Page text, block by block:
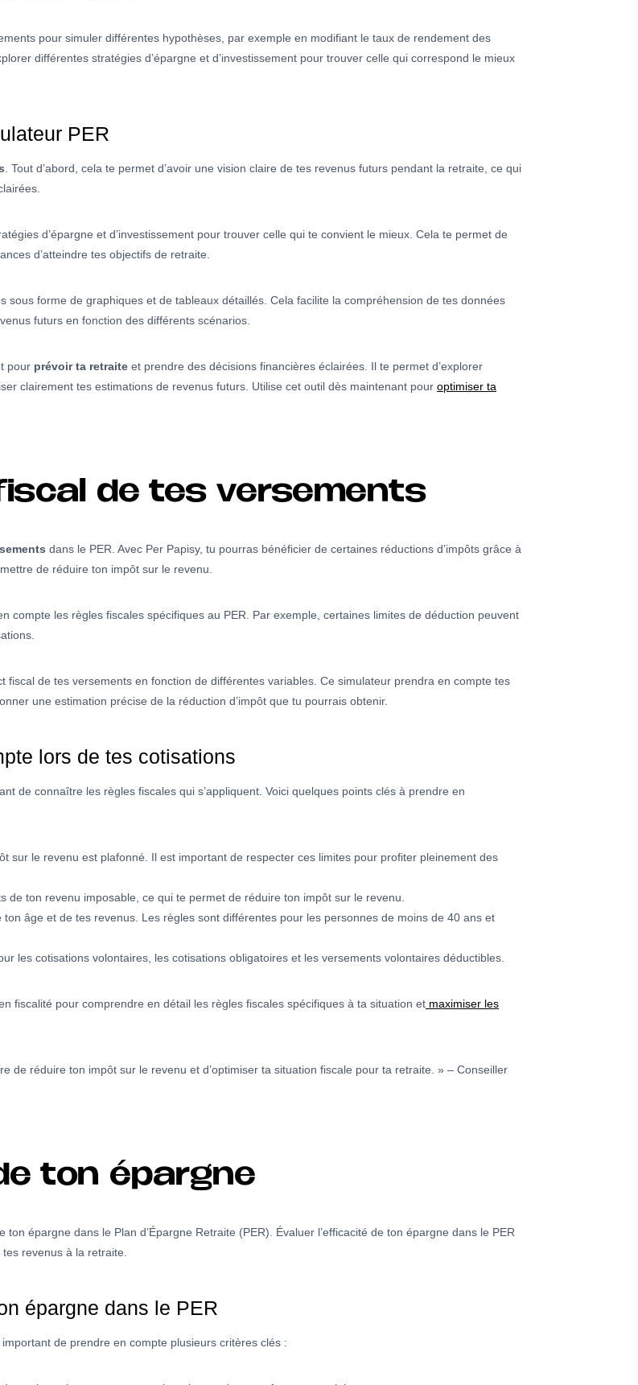
pour simuler différentes hypothèses, par exemple en modifiant le taux de rendement des
différentes stratégies d’épargne et d’investissement pour trouver celle qui correspond le mieux
PER
. Tout d’abord, cela te permet d’avoir une vision claire de tes revenus futurs pendant la retraite, ce qui
d’épargne et d’investissement pour trouver celle qui te convient le mieux. Cela te permet de
d’atteindre tes objectifs de retraite.
sous forme de graphiques et de tableaux détaillés. Cela facilite la compréhension de tes données
futurs en fonction des différents scénarios.
pour prévoir ta retraite et prendre des décisions financières éclairées. Il te permet d’explorer
clairement tes estimations de revenus futurs. Utilise cet outil dès maintenant pour optimiser ta
de tes versements
dans le PER. Avec Per Papisy, tu pourras bénéficier de certaines réductions d’impôts grâce à
de réduire ton impôt sur le revenu.
compte les règles fiscales spécifiques au PER. Par exemple, certaines limites de déduction peuvent
fiscal de tes versements en fonction de différentes variables. Ce simulateur prendra en compte tes
une estimation précise de la réduction d’impôt que tu pourrais obtenir.
lors de tes cotisations
de connaître les règles fiscales qui s’appliquent. Voici quelques points clés à prendre en
sur le revenu est plafonné. Il est important de respecter ces limites pour profiter pleinement des
ton revenu imposable, ce qui te permet de réduire ton impôt sur le revenu.
âge et de tes revenus. Les règles sont différentes pour les personnes de moins de 40 ans et
les cotisations volontaires, les cotisations obligatoires et les versements volontaires déductibles.
fiscalité pour comprendre en détail les règles fiscales spécifiques à ta situation et maximiser les
de réduire ton impôt sur le revenu et d’optimiser ta situation fiscale pour ta retraite. » – Conseiller
ton épargne
épargne dans le Plan d’Épargne Retraite (PER). Évaluer l’efficacité de ton épargne dans le PER
revenus à la retraite.
épargne dans le PER
de prendre en compte plusieurs critères clés :